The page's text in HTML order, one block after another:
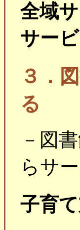
全域
サー
３．
る
－図
らサ
子育